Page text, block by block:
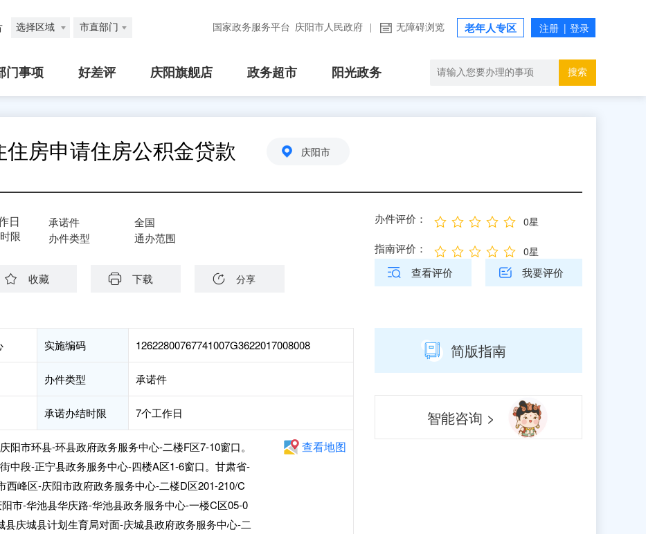
选择区域 市直部门 国家政务服务平台 庆阳市人民政府 无障碍浏览 老年人专区
门事项 好差评 庆阳旗舰店 政务超市 阳光政务 搜索
房申请住房公积金贷款 庆阳市
日
限
承诺件
办件类型
全国
通办范围
收藏 下载 分享
办件评价： 0星
指南评价： 0星
查看评价 我要评价
实施编码 12622800767741007G3622017008008
办件类型 承诺件
承诺办结时限 7个工作日
阳市环县-环县政府政务服务中心-二楼F区7-10窗口。
中段-正宁县政务服务中心-四楼A区1-6窗口。甘肃省-
西峰区-庆阳市政府政务服务中心-二楼D区201-210/C
市-华池县华庆路-华池县政务服务中心-一楼C区05-0
庆城县计划生育局对面-庆城县政府政务服务中心-二
查看地图
简版指南
智能咨询 >